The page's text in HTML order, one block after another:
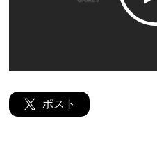
よくあるご質問
ポスト